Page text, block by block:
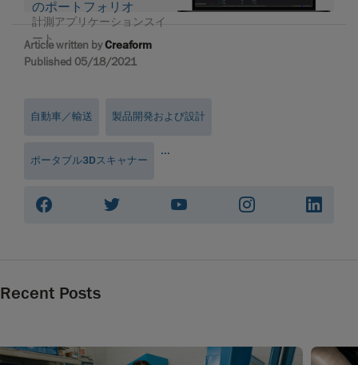
のポートフォリオ
計測アプリケーションスイ
ート
Article written byCreaform
Published 05/18/2021
自動車／輸送 製品開発および設計
ポータブル3Dスキャナー
...
Recent Posts